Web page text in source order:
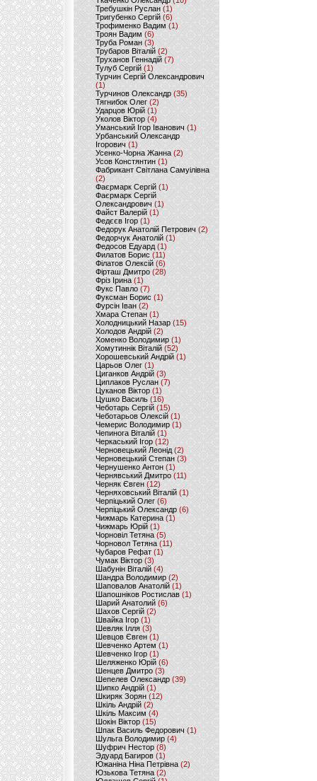
Требушкін Руслан (1)
Тригубенко Сергій(6)
Трофименко Вадим (1)
Троян Вадим (6)
Труба Роман(3)
Трубаров Віталій (2)
Труханов Геннадій (7)
Тулуб Сергій(1)
Турчин Сергій Олександрович
(1)
Турчинов Олександр(35)
Тягнибок Олег (2)
Ударцов Юрій (1)
Уколов Віктор(4)
Уманський Ігор Іванович(1)
Урбанський Олександр
Ігорович (1)
Усенко-Чорна Жанна (2)
Усов Констянтин(1)
Фабрикант Світлана Самуілівна
(2)
Фаєрмарк Сергій(1)
Фаєрмарк Сергій
Олександрович (1)
Файст Валерій(1)
Федєєв Ігор (1)
Федорук Анатолій Петрович (2)
Федорчук Анатолій (1)
Федосов Едуард (1)
Филатов Борис (11)
Філатов Олексій (6)
Фірташ Дмитро (28)
Фріз Ірина (1)
Фукс Павло (7)
Фуксман Борис (1)
Фурсін Іван (2)
Хмара Степан(1)
Холодницький Назар(15)
Холодов Андрій (2)
Хоменко Володимир (1)
Хомутиннік Віталій (52)
Хорошевський Андрій (1)
Царьов Олег (1)
Циганков Андрій (3)
Циплаков Руслан(7)
Цуканов Віктор (1)
Цушко Василь (16)
Чеботарь Сергій (15)
Чеботарьов Олексій (1)
Чемерис Володимир (1)
Чепинога Віталій (1)
Черкаський Ігор (12)
Черновецький Леонід(2)
Черновецький Степан (3)
Чернушенко Антон (1)
Чернявський Дмитро(11)
Черняк Євген(12)
Черняховський Віталій (1)
Черпіцький Олег (6)
Черпіцький Олександр (6)
Чижмарь Катерина (1)
Чижмарь Юрій (1)
Чорновіл Тетяна (5)
Чорновол Тетяна (11)
Чубаров Рефат (1)
Чумак Віктор(3)
Шабунін Віталій (4)
Шандра Володимир (2)
Шаповалов Анатолій(1)
Шапошніков Ростислав(1)
Шарий Анатолий(6)
Шахов Сергій(2)
Швайка Ігор (1)
Шевляк Ілля (3)
Шевцов Євген (1)
Шевченко Артем(1)
Шевченко Ігор(1)
Шеляженко Юрій (6)
Шенцев Дмитро (3)
Шепелев Олександр (39)
Шипко Андрій(1)
Шкиряк Зорян(12)
Шкіль Андрій(2)
Шкіль Максим (4)
Шокін Віктор (15)
Шпак Василь Федорович (1)
Шульга Володимир (4)
Шуфрич Нестор(8)
Эдуард Багиров (1)
Южаніна Ніна Петрівна (2)
Юзькова Тетяна(2)